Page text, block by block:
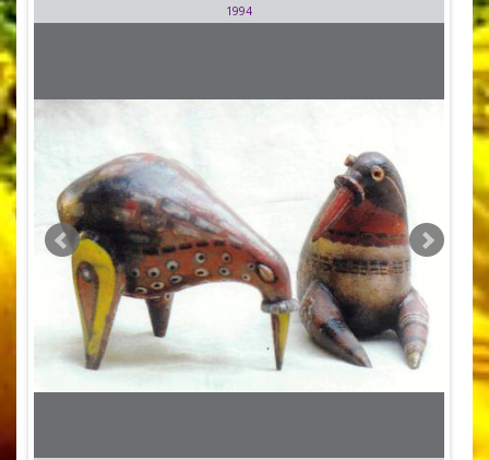
1994